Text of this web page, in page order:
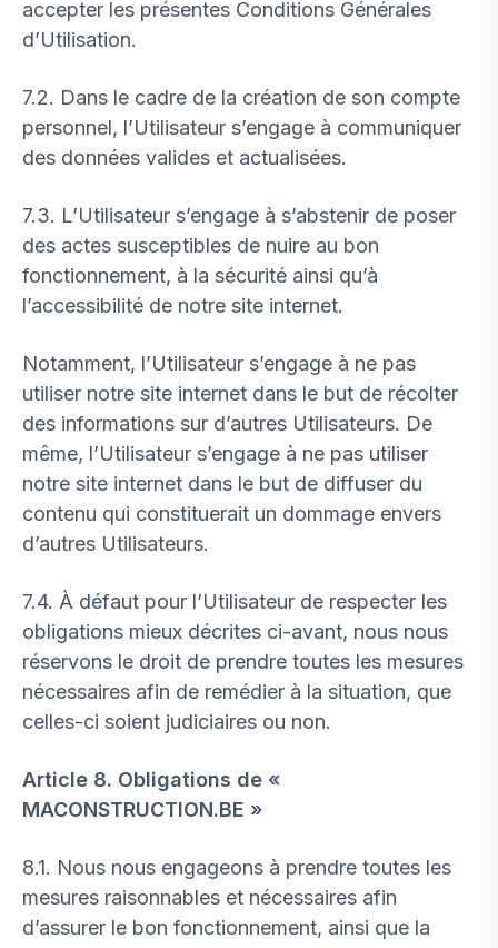
accepter les présentes Conditions Générales
d’Utilisation.
7.2. Dans le cadre de la création de son compte
personnel, l’Utilisateur s’engage à communiquer
des données valides et actualisées.
7.3. L’Utilisateur s’engage à s’abstenir de poser
des actes susceptibles de nuire au bon
fonctionnement, à la sécurité ainsi qu’à
l’accessibilité de notre site internet.
Notamment, l’Utilisateur s’engage à ne pas
utiliser notre site internet dans le but de récolter
des informations sur d’autres Utilisateurs. De
même, l’Utilisateur s’engage à ne pas utiliser
notre site internet dans le but de diffuser du
contenu qui constituerait un dommage envers
d’autres Utilisateurs.
7.4. À défaut pour l’Utilisateur de respecter les
obligations mieux décrites ci-avant, nous nous
réservons le droit de prendre toutes les mesures
nécessaires afin de remédier à la situation, que
celles-ci soient judiciaires ou non.
Article 8. Obligations de «
MACONSTRUCTION.BE »
8.1. Nous nous engageons à prendre toutes les
mesures raisonnables et nécessaires afin
d’assurer le bon fonctionnement, ainsi que la